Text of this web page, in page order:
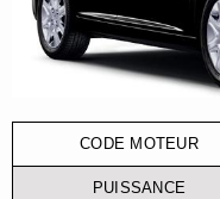
CODE MOTEUR
PUISSANCE